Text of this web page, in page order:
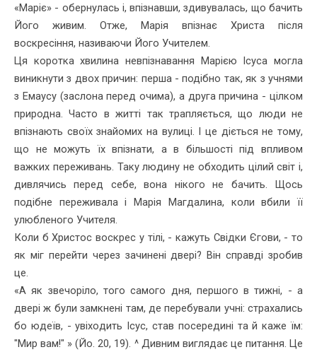
«Маріє» - обернулась і, впізнав­ши, здивувалась, що бачить
Його живим. Отже, Марія впізнає Хрис­та після
воскресіння, називаючи Його Учителем.
Ця коротка хвилина невпізнавання Марією Ісуса могла
виник­нути з двох причин: перша - подібно так, як з учнями
з Емаусу (зас­лона перед очима), а друга причина - цілком
природна. Часто в жит­ті так трапляється, що люди не
впізнають своїх знайомих на вулиці. І це діється не тому,
що не можуть їх впізнати, а в більшості під впливом
важких переживань. Таку людину не обходить цілий світ і,
дивлячись перед себе, вона нікого не бачить. Щось
подібне пере­живала і Марія Магдалина, коли вбили її
улюбленого Учителя.
Коли б Христос воскрес у тілі, - кажуть Свідки Єгови, - то
як міг перейти через зачинені двері? Він справді зробив
це.
«А як звечоріло, того самого дня, першого в тижні, - а
двері ж були замкнені там, де перебували учні: страхались
бо юдеїв, - увіхо­дить Ісус, став посередині та й каже їм:
"Мир вам!" » (Йо. 20, 19). ^ Дивним виглядає це питання. Це